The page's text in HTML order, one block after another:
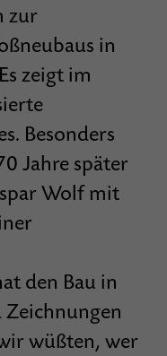
zur
in
zeigt im
Besonders
Jahre später
Wolf mit
den Bau in
wüßten, wer